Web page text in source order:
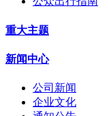
重大主题
新闻中心
公司新闻
企业文化